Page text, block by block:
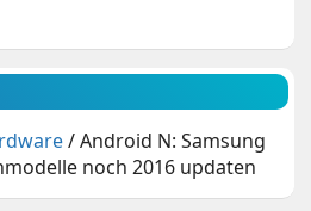
/Android N: Samsung
noch 2016 updaten